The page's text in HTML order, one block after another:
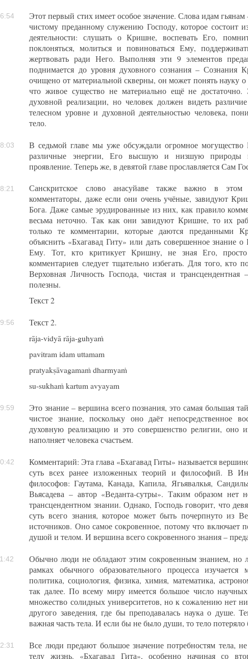
Этот первый стих имеет особое значение. Слова идам гьянам
чистому преданному служению Господу, которое состоит
деятельности: слушать о Кришне, воспевать Его,
поклоняться, молиться и повиноваться Ему,
жертвовать ради Него. Выполняя эти 9 элементов
поднимается до уровня духовного сознания – Сознания
очищено от материальной скверны, он может понять науку
что живое существо не материально ещё не
духовной реализации, но человек должен видеть
телесном уровне и духовной деятельностью человека,
тело.
В седьмой главе мы уже обсуждали огромное могущество
различные энергии, Его высшую и низшую природы
проявление. Теперь же, в девятой главе прославляется Сам
Санскритское слово анасуйаве также важно в
комментаторы, даже если они очень учёные, завидуют
Бога. Даже самые эрудированные из них, как правило
весьма неточно. Так как они завидуют Кришне, то их
только те комментарии, которые даются преданными
объяснить «Бхагавад Гиту» или дать совершенное знание
Ему. Тот, кто критикует Кришну, не зная Его,
комментариев следует тщательно избегать. Для того, кто
Верховная Личность Господа, чистая и трансцендентная
полезны.
Текст 2
Текст 2.
rāja-vidyā rāja-guhyaṁ
pavitram idam uttamam
pratyakṣāvagamaṁ dharmyaṁ
su-sukhaṁ kartum avyayam
Это знание – вершина всего познания, это самая большая
чистое знание, поскольку оно даёт непосредственное
духовную реализацию и это совершенство религии, оно
наполняет человека счастьем.
Комментарий: Эта глава «Бхагавад Гиты» называется
суть всех ранее изложенных теорий и философий. В
философов: Гаутама, Канада, Капила, Ягьявалкья,
Вьясадева – автор «Веданта-сутры». Таким образом нет
трансцендентном знании. Однако, Господь говорит, что
суть всего знания, которое может быть почерпнуто из
источников. Оно самое сокровенное, потому что включает
душой и телом. И вершина всего сокровенного знания –
Обычно люди не обладают этим сокровенным знанием,
рамках обычного образовательного процесса
политика, социология, физика, химия, математика,
так далее. По всему миру имеется большое число
множество солидных университетов, но к сожалению нет
другого заведения, где бы преподавалась наука о душе.
важная часть тела. И если бы не было души, то тело потеряло
Все люди предают большое значение потребностям тела,
телу жизнь. «Бхагавад Гита», особенно начиная со